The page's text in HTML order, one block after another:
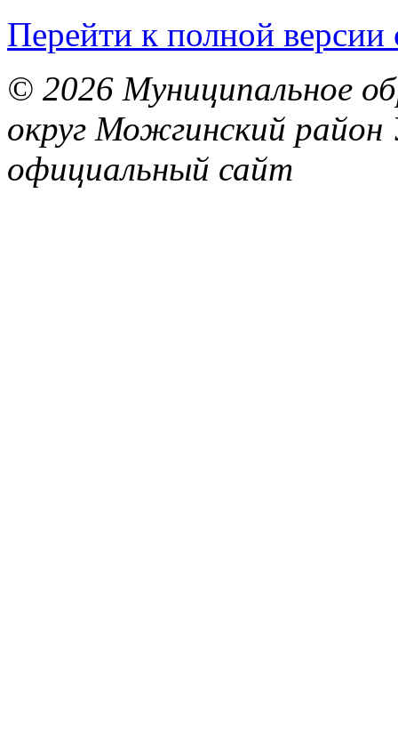
Перейти к полной версии
© 2026 Муниципальное
округ Можгинский район
официальный сайт